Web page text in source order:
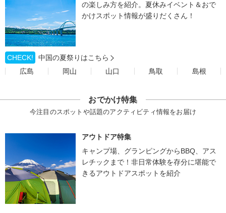
の楽しみ方を紹介。夏休みイベント＆おで
かけスポット情報が盛りだくさん！
CHECK!
中国の夏祭りはこちら
広島
岡山 山口 鳥取 島根
おでかけ特集
今注目のスポットや話題のアクティビティ情報をお届け
アウトドア特集
キャンプ場、グランピングからBBQ、アス
レチックまで！非日常体験を存分に堪能で
きるアウトドアスポットを紹介